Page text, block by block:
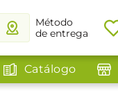
Método
de entrega
Catálogo